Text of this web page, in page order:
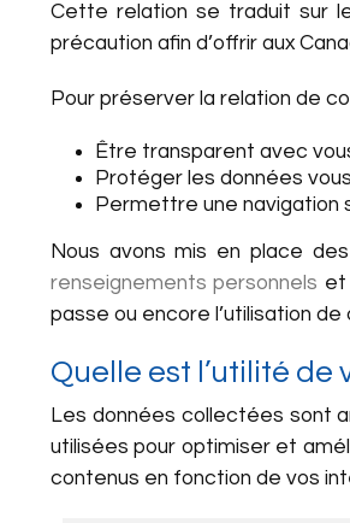
Cette relation se traduit sur
précaution afin d’offrir aux
Pour préserver la relation de
Être transparent avec
Protéger les données
Permettre une navigation
Nous avons mis en place
renseignements personnels et
passe ou encore l’utilisation
Quelle est l’utilité de
Les données collectées sont
utilisées pour optimiser et
contenus en fonction de vos